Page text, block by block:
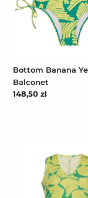
Yellow
Balconet
Bottom Banana
Balconet
Cena
148,50 zl